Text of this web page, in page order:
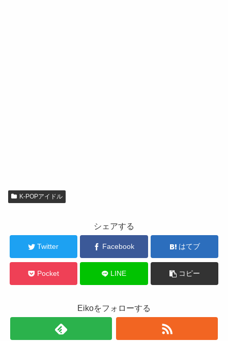
K-POPアイドル
シェアする
Twitter Facebook はてブ
Pocket LINE コピー
Eikoをフォローする